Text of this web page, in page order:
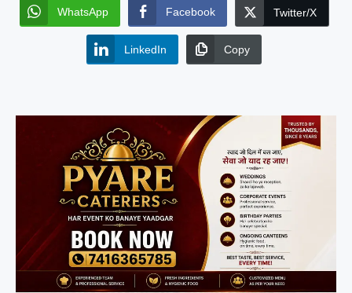
WhatsApp Facebook Twitter/X
LinkedIn Copy